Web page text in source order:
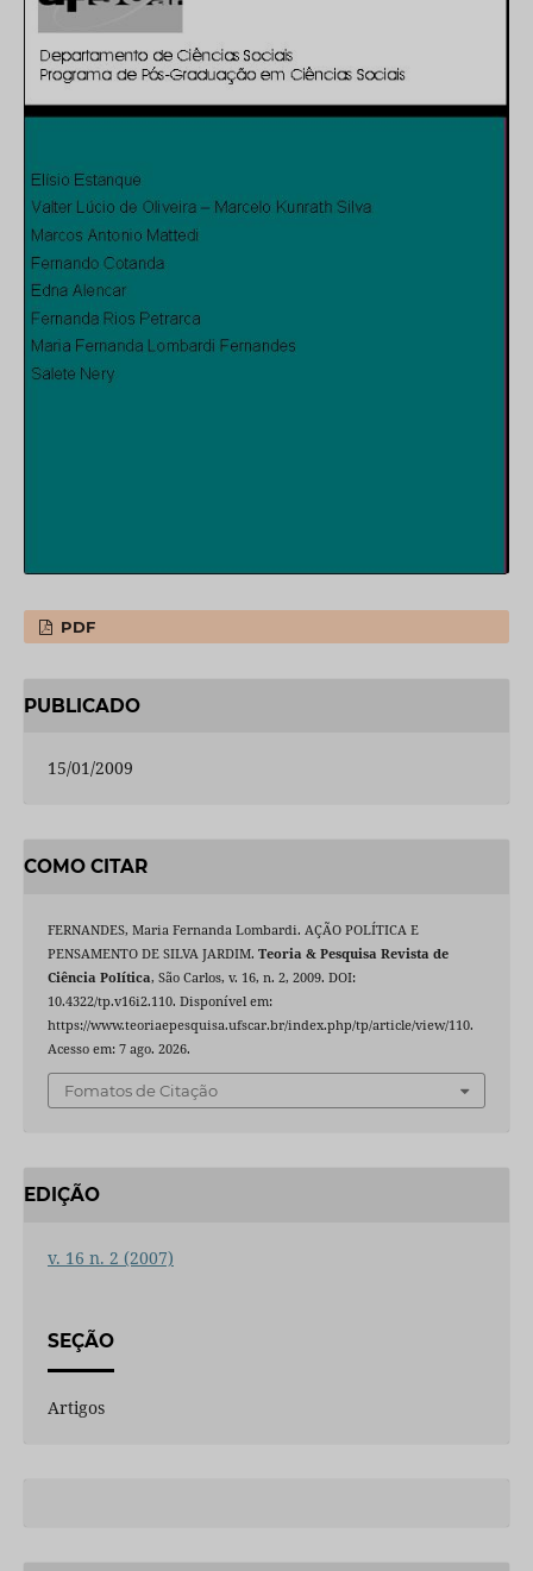
PDF
PUBLICADO
15/01/2009
COMO CITAR
FERNANDES, Maria Fernanda Lombardi. AÇÃO POLÍTICA E
PENSAMENTO DE SILVA JARDIM. Teoria & Pesquisa Revista de
Ciência Política, São Carlos, v. 16, n. 2, 2009. DOI:
10.4322/tp.v16i2.110. Disponível em:
https://www.teoriaepesquisa.ufscar.br/index.php/tp/article/view/110.
Acesso em: 7 ago. 2026.
Fomatos de Citação
EDIÇÃO
v. 16 n. 2 (2007)
SEÇÃO
Artigos